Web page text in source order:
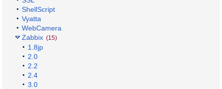
ShellScript
Vyatta
WebCamera
Zabbix (15)
1.8jp
2.0
2.2
2.4
3.0